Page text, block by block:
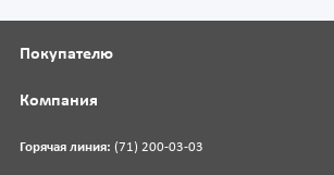
Горячая линия: (71) 200-03-03
Покупателю
Компания